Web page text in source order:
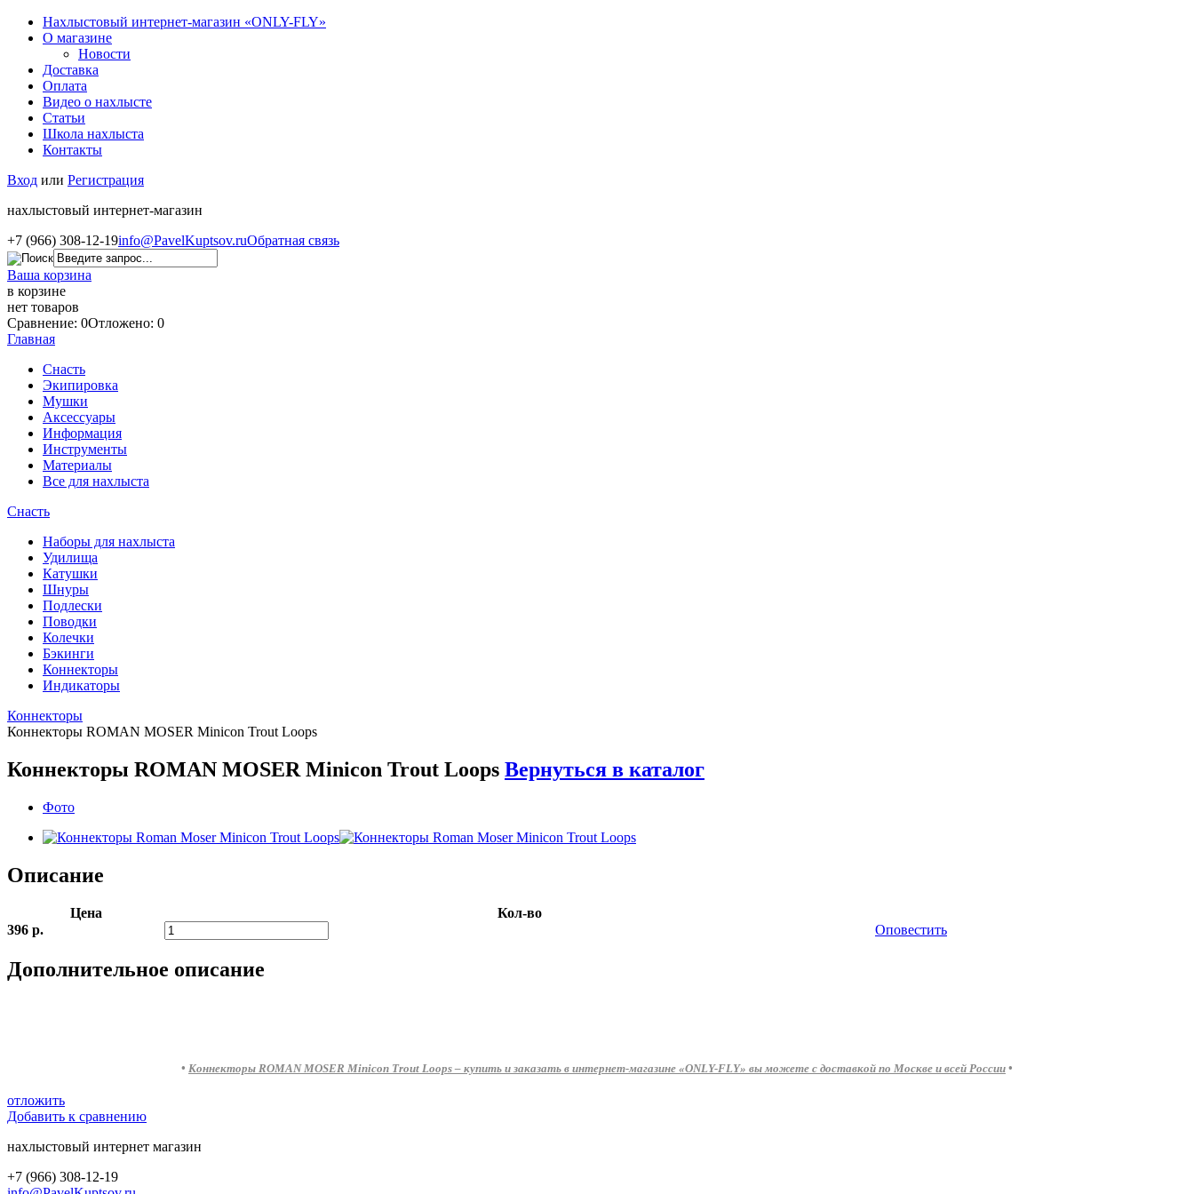
Нахлыстовый интернет-магазин «ONLY-FLY»
О магазине
Новости
Доставка
Оплата
Видео о нахлысте
Статьи
Школа нахлыста
Контакты
Вход или Регистрация
нахлыстовый интернет-магазин
+7 (966) 308-12-19info@PavelKuptsov.ruОбратная связь
Ваша корзина
в корзине
нет товаров
Сравнение: 0Отложено: 0
Главная
Снасть
Экипировка
Мушки
Аксессуары
Информация
Инструменты
Материалы
Все для нахлыста
Снасть
Наборы для нахлыста
Удилища
Катушки
Шнуры
Подлески
Поводки
Колечки
Бэкинги
Коннекторы
Индикаторы
Коннекторы
Коннекторы ROMAN MOSER Minicon Trout Loops
Коннекторы ROMAN MOSER Minicon Trout Loops Вернуться в каталог
Фото
Описание
Цена
Кол-во
396 р.
Оповестить
Дополнительное описание
• Коннекторы ROMAN MOSER Minicon Trout Loops – купить и заказать в интернет-магазине «ONLY-FLY» вы можете с доставкой по Москве и всей России •
отложить
Добавить к сравнению
нахлыстовый интернет магазин
+7 (966) 308-12-19